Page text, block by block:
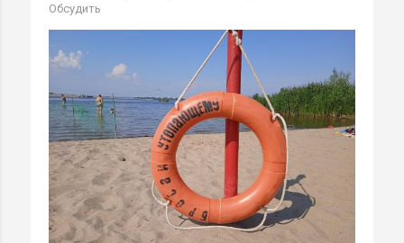
Обсудить